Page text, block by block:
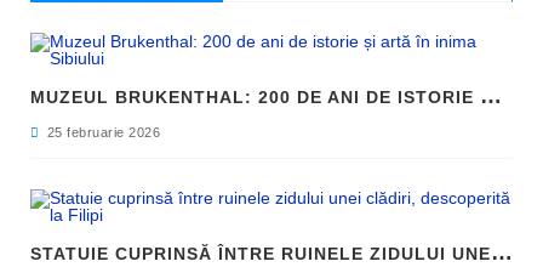
M
UZEUL BRUKENTHAL: 200 DE ANI DE ISTORIE ȘI ARTĂ ÎN INIMA SIBIULUI
25 februarie 2026
S
TATUIE CUPRINSĂ ÎNTRE RUINELE ZIDULUI UNEI CLĂDIRI, DESCOPERITĂ LA FILIPI